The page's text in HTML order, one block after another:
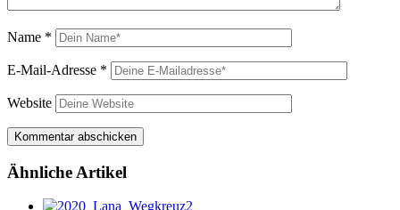
Name *
E-Mail-Adresse *
Website
Ähnliche Artikel